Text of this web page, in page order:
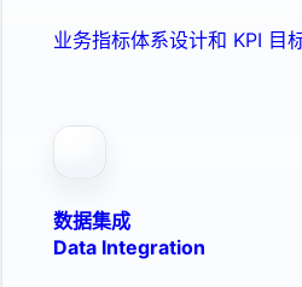
业务指标体系设计和 KPI 目
数据集成
Data Integration